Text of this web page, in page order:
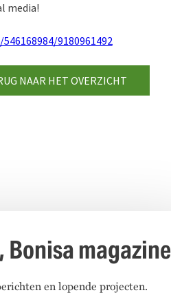
media!
9180961492
NAAR HET OVERZICHT
magazine
en lopende projecten.